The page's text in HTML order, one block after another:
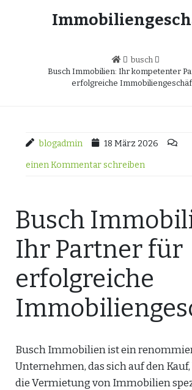
busch
Busch Immobilien: Ihr kompetenter
erfolgreiche
blogadmin 18 März 2026
einen Kommentar schreiben
Busch
Ihr Partner für
erfolgreiche
Busch Immobilien ist ein
Unternehmen, das sich auf den
die Vermietung von Immobilien